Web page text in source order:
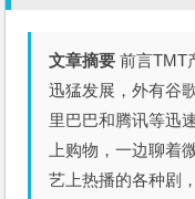
文章摘要 前言TMT
迅猛发展，外有谷
里巴巴和腾讯等迅
上购物，一边聊着
艺上热播的各种剧